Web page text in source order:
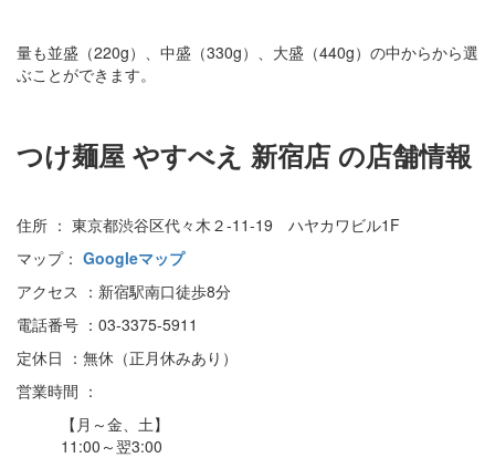
量も並盛（220g）、中盛（330g）、大盛（440g）の中からから選
ぶことができます。
つけ麺屋 やすべえ 新宿店 の店舗情報
住所 ： 東京都渋谷区代々木２-11-19 ハヤカワビル1F
マップ： Googleマップ
アクセス ：新宿駅南口徒歩8分
電話番号 ：03-3375-5911
定休日 ：無休（正月休みあり）
営業時間 ：
【月～金、土】
11:00～翌3:00